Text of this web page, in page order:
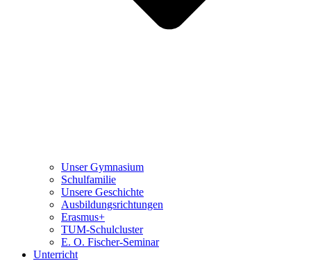
Unser Gymnasium
Schulfamilie
Unsere Geschichte
Ausbildungsrichtungen
Erasmus+
TUM-Schulcluster
E. O. Fischer-Seminar
Unterricht